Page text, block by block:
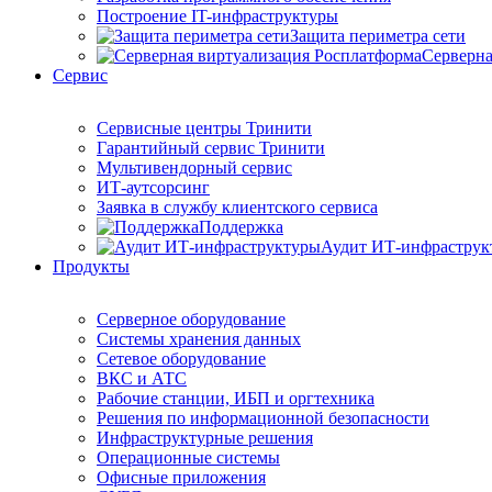
Построение IT-инфраструктуры
Защита периметра сети
Сервис
Сервисные центры Тринити
Гарантийный сервис Тринити
Мультивендорный сервис
ИТ-аутсорсинг
Заявка в службу клиентского сервиса
Поддержка
Аудит ИТ-
Продукты
Серверное оборудование
Системы хранения данных
Сетевое оборудование
ВКС и АТС
Рабочие станции, ИБП и оргтехника
Решения по информационной безопасности
Инфраструктурные решения
Операционные системы
Офисные приложения